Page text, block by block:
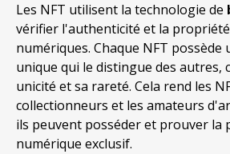
Les NFT utilisent la technologie de
vérifier l'authenticité et la
numériques. Chaque NFT
unique qui le distingue des autres,
unicité et sa rareté. Cela rend les
collectionneurs et les amateurs
ils peuvent posséder et prouver la
numérique exclusif.